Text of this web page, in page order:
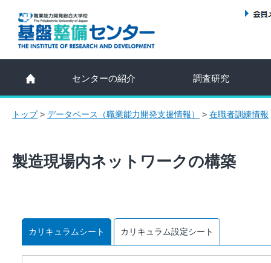
センターの紹介 調査研究
トップ> データベース（職業能力開発支援情報） > 在職者訓練情報
製造現場内ネットワークの構築
カリキュラムシート カリキュラム設定シート